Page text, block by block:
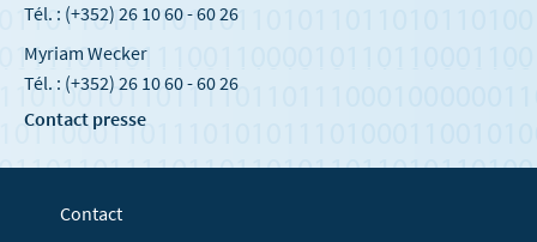
Tél. : (+352) 26 10 60 - 60 26
Myriam Wecker
Tél. : (+352) 26 10 60 - 60 26
Contact presse
Contact